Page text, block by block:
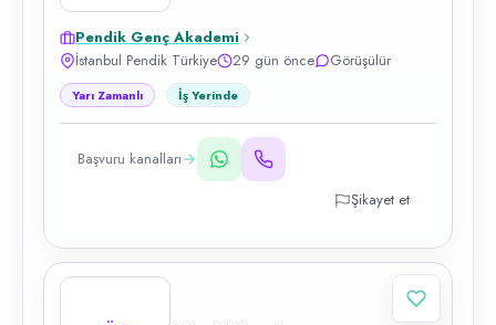
Pendik Genç Akademi
İstanbul Pendik Türkiye
29 gün önce Görüşülür
Yarı Zamanlı İş Yerinde
Başvuru kanalları
Şikayet et